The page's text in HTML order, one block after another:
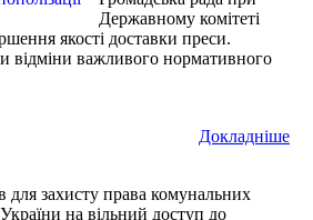
Державному комітеті
якості доставки преси.
відміни важливого нормативного
Докладнiше
захисту права комунальних
на вільний доступ до